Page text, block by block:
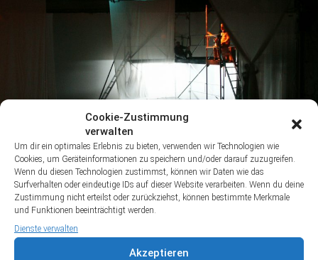
Cookie-Zustimmung
verwalten
Um dir ein optimales Erlebnis zu bieten, verwenden wir Technologien wie
Cookies, um Geräteinformationen zu speichern und/oder darauf zuzugreifen.
Wenn du diesen Technologien zustimmst, können wir Daten wie das
Surfverhalten oder eindeutige IDs auf dieser Website verarbeiten. Wenn du deine
Zustimmung nicht erteilst oder zurückziehst, können bestimmte Merkmale
und Funktionen beeinträchtigt werden.
Dienste verwalten
Akzeptieren